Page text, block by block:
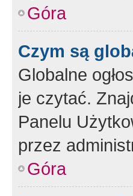
Góra
Czym są
Globalne
je czytać.
Panelu
przez
Góra